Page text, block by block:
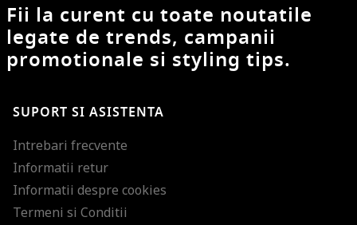
Fii la curent cu toate noutatile
legate de trends, campanii
promotionale si styling tips.
SUPORT SI ASISTENTA
Intrebari frecvente
Informatii retur
Informatii despre cookies
Termeni si Conditii